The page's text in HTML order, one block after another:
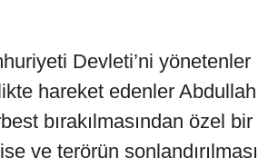
Devleti’ni yönetenler
hareket edenler Abdullah
bırakılmasından özel bir
ve terörün sonlandırılması